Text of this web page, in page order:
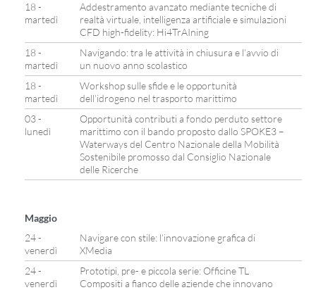
18 -
martedì
Addestramento avanzato mediante tecniche di
realtà virtuale, intelligenza artificiale e simulazioni
CFD high-fidelity: Hi4TrAIning
18 -
martedì
Navigando: tra le attività in chiusura e l’avvio di
un nuovo anno scolastico
18 -
martedì
Workshop sulle sfide e le opportunità
dell’idrogeno nel trasporto marittimo
03 -
lunedì
Opportunità contributi a fondo perduto settore
marittimo con il bando proposto dallo SPOKE3 –
Waterways del Centro Nazionale della Mobilità
Sostenibile promosso dal Consiglio Nazionale
delle Ricerche
Maggio
24 -
venerdì
Navigare con stile: l’innovazione grafica di
XMedia
24 -
venerdì
Prototipi, pre- e piccola serie: Officine TL
Compositi a fianco delle aziende che innovano